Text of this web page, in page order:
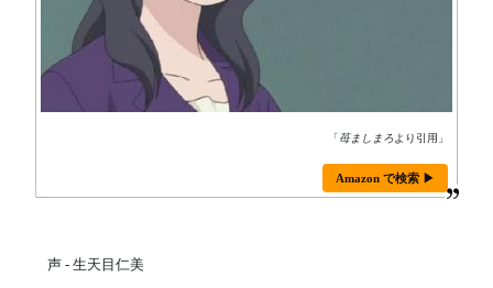
「苺ましまろ より引用」
Amazon で検索 ▶
声 - 生天目仁美